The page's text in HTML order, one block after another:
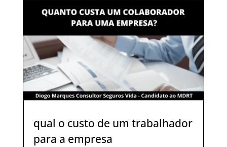
qual o custo de um trabalhador
para a empresa